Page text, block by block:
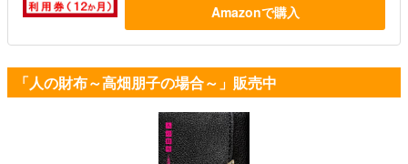
Amazonで購入
「人の財布～高畑朋子の場合～」販売中